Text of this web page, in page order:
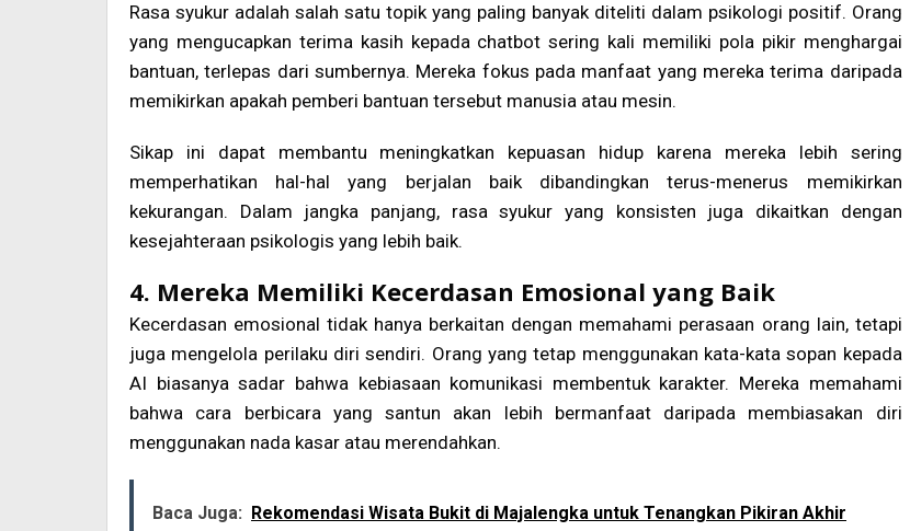
Rasa syukur adalah salah satu topik yang paling banyak diteliti dalam psikologi positif. Orang
yang mengucapkan terima kasih kepada chatbot sering kali memiliki pola pikir menghargai
bantuan, terlepas dari sumbernya. Mereka fokus pada manfaat yang mereka terima daripada
memikirkan apakah pemberi bantuan tersebut manusia atau mesin.
Sikap ini dapat membantu meningkatkan kepuasan hidup karena mereka lebih sering
memperhatikan hal-hal yang berjalan baik dibandingkan terus-menerus memikirkan
kekurangan. Dalam jangka panjang, rasa syukur yang konsisten juga dikaitkan dengan
kesejahteraan psikologis yang lebih baik.
4. Mereka Memiliki Kecerdasan Emosional yang Baik
Kecerdasan emosional tidak hanya berkaitan dengan memahami perasaan orang lain, tetapi
juga mengelola perilaku diri sendiri. Orang yang tetap menggunakan kata-kata sopan kepada
AI biasanya sadar bahwa kebiasaan komunikasi membentuk karakter. Mereka memahami
bahwa cara berbicara yang santun akan lebih bermanfaat daripada membiasakan diri
menggunakan nada kasar atau merendahkan.
Baca Juga:
Rekomendasi Wisata Bukit di Majalengka untuk Tenangkan Pikiran Akhir